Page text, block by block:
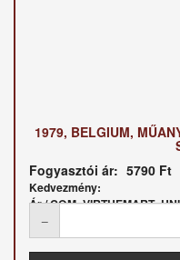
1979, BELGIUM,
Fogyasztói ár: 5790 Ft
Kedvezmény:
Ár /